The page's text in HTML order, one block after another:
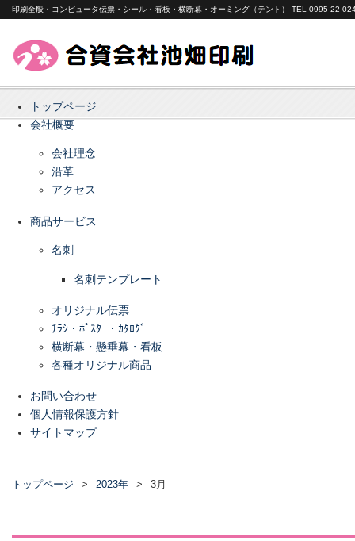
印刷全般・コンピュータ伝票・シール・看板・横断幕・オーミング（テント） TEL 0995-22-
トップページ
会社概要
会社理念
沿革
アクセス
商品サービス
名刺
名刺テンプレート
オリジナル伝票
ﾁﾗｼ・ﾎﾟｽﾀｰ・ｶﾀﾛｸﾞ
横断幕・懸垂幕・看板
各種オリジナル商品
お問い合わせ
個人情報保護方針
サイトマップ
トップページ 2023年 3月